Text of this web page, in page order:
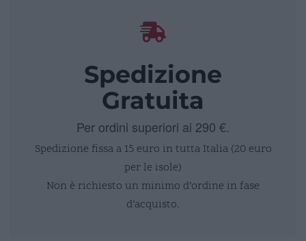
Spedizione
Gratuita
Per ordini superiori ai 290 €.
Spedizione fissa a 15 euro in tutta Italia (20 euro
per le isole)
Non è richiesto un minimo d’ordine in fase
d’acquisto.